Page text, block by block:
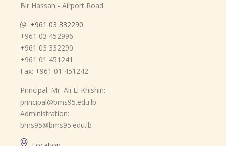
Bir Hassan - Airport Road
+961 03 332290
+961 03 452996
+961 03 332290
+961 01 451241
Fax: +961 01 451242
Principal: Mr. Ali El Khishin:
principal@bms95.edu.lb
Administration:
bms95@bms95.edu.lb